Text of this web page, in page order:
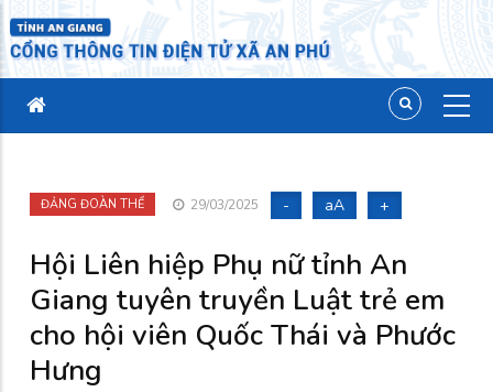
ĐẢNG ĐOÀN THỂ 29/03/2025 - aA +
Hội Liên hiệp Phụ nữ tỉnh An
Giang tuyên truyền Luật trẻ em
cho hội viên Quốc Thái và Phước
Hưng